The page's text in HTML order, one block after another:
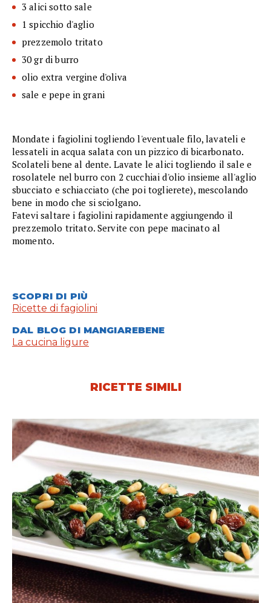
3 alici sotto sale
1 spicchio d'aglio
prezzemolo tritato
30 gr di burro
olio extra vergine d'oliva
sale e pepe in grani
Mondate i fagiolini togliendo l'eventuale filo, lavateli e
lessateli in acqua salata con un pizzico di bicarbonato.
Scolateli bene al dente. Lavate le alici togliendo il sale e
rosolatele nel burro con 2 cucchiai d'olio insieme all'aglio
sbucciato e schiacciato (che poi toglierete), mescolando
bene in modo che si sciolgano.
Fatevi saltare i fagiolini rapidamente aggiungendo il
prezzemolo tritato. Servite con pepe macinato al
momento.
SCOPRI DI PIÙ
Ricette di fagiolini
DAL BLOG DI MANGIAREBENE
La cucina ligure
RICETTE SIMILI